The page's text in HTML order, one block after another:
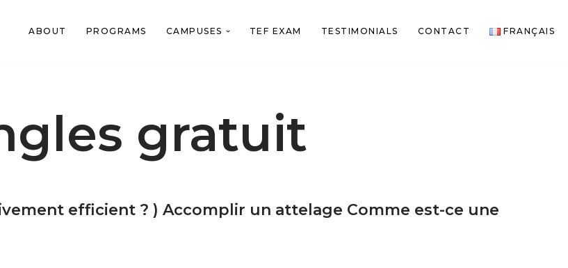
ABOUT PROGRAMS CAMPUSES TEF EXAM TESTIMONIALS CONTACT FRANÇAIS
gratuit
efficient ? ) Accomplir un attelage Comme est-ce une